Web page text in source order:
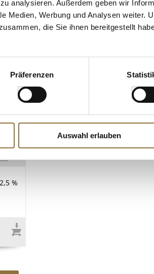
analysieren. Außerdem geben wir
Medien, Werbung und Analysen weiter.
die Sie ihnen bereitgestellt
Präferenzen
Auswahl erlauben
%